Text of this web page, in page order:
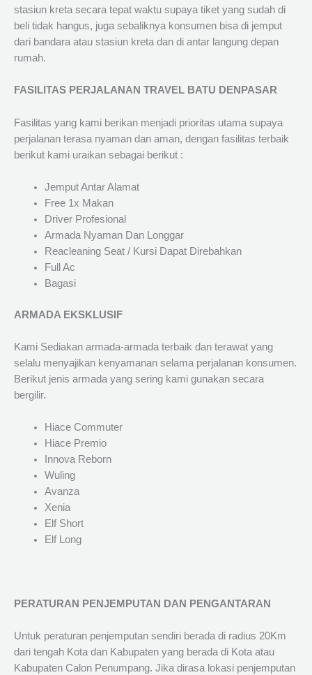
stasiun kreta secara tepat waktu supaya tiket yang sudah di
beli tidak hangus, juga sebaliknya konsumen bisa di jemput
dari bandara atau stasiun kreta dan di antar langung depan
rumah.
FASILITAS PERJALANAN TRAVEL BATU DENPASAR
Fasilitas yang kami berikan menjadi prioritas utama supaya
perjalanan terasa nyaman dan aman, dengan fasilitas terbaik
berikut kami uraikan sebagai berikut :
Jemput Antar Alamat
Free 1x Makan
Driver Profesional
Armada Nyaman Dan Longgar
Reacleaning Seat / Kursi Dapat Direbahkan
Full Ac
Bagasi
ARMADA EKSKLUSIF
Kami Sediakan armada-armada terbaik dan terawat yang
selalu menyajikan kenyamanan selama perjalanan konsumen.
Berikut jenis armada yang sering kami gunakan secara
bergilir.
Hiace Commuter
Hiace Premio
Innova Reborn
Wuling
Avanza
Xenia
Elf Short
Elf Long
PERATURAN PENJEMPUTAN DAN PENGANTARAN
Untuk peraturan penjemputan sendiri berada di radius 20Km
dari tengah Kota dan Kabupaten yang berada di Kota atau
Kabupaten Calon Penumpang. Jika dirasa lokasi penjemputan